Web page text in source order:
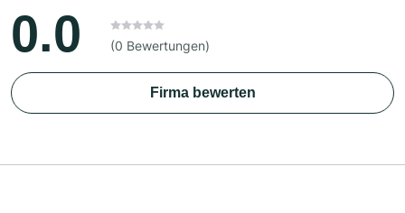
0.0 (0 Bewertungen)
Firma bewerten